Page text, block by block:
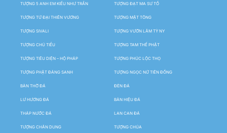
TƯỢNG 5 ANH EM KIỀU NHƯ TRẦN TƯỢNG ĐẠT MA SƯ TỔ
TƯỢNG TỨ ĐẠI THIÊN VƯƠNG TƯỢNG MẬT TÔNG
TƯỢNG SIVALI TƯỢNG VƯỜN LÂM TỲ NY
TƯỢNG CHÚ TIỂU TƯỢNG TAM THẾ PHẬT
TƯỢNG TIÊU DIỆN – HỘ PHÁP TƯỢNG PHÚC LỘC THỌ
TƯỢNG PHẬT ĐẢNG SANH TƯỢNG NGỌC NỮ TIÊN ĐỒNG
BÀN THỜ ĐÁ ĐÈN ĐÁ
LƯ HƯƠNG ĐÁ BẢN HIỆU ĐÁ
THÁP NƯỚC ĐÁ LAN CAN ĐÁ
TƯỢNG CHÂN DUNG TƯỢNG CHÚA